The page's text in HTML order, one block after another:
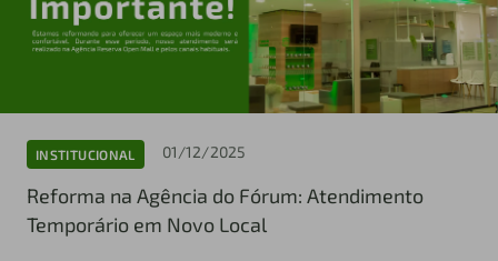
INSTITUCIONAL 01/12/2025
Reforma na Agência do Fórum: Atendimento
Temporário em Novo Local